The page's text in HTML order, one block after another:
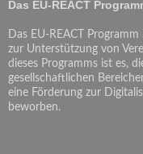
Das EU-REACT
Das EU-REACT
zur Unterstützung von
dieses Programms ist es,
gesellschaftlichen
eine Förderung zur
beworben.